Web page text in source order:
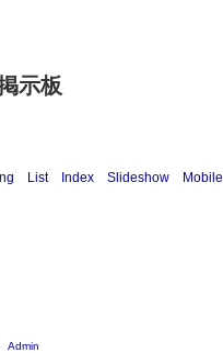
示板
List Index Slideshow Mobile
Admin